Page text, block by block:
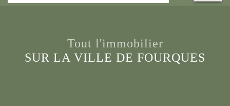
Tout l'immobilier
SUR LA VILLE DE FOURQUES